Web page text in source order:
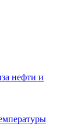
нефти и